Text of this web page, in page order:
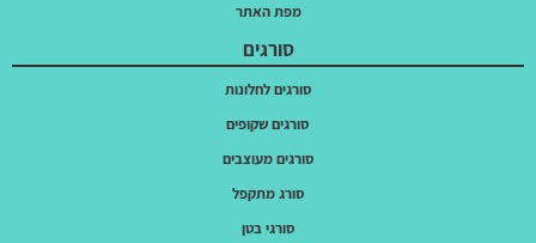
מפת האתר
סורגים
סורגים לחלונות
סורגים שקופים
סורגים מעוצבים
סורג מתקפל
סורגי בטן